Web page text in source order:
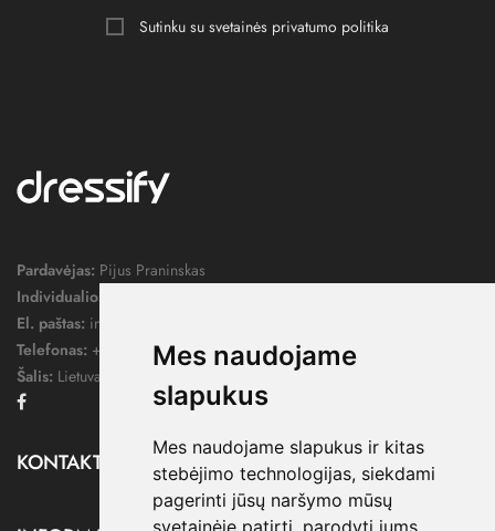
Mes naudojame
slapukus
Mes naudojame slapukus ir kitas
stebėjimo technologijas, siekdami
pagerinti jūsų naršymo mūsų
svetainėje patirtį, parodyti jums
Sutinku su svetainės privatumo politika
Pardavėjas: Pijus Praninskas
Individualios veiklos pažymos nr.:
El. paštas: info@dressify.lt
Telefonas: +370 676 78578
Šalis: Lietuva
KONTAKTAI